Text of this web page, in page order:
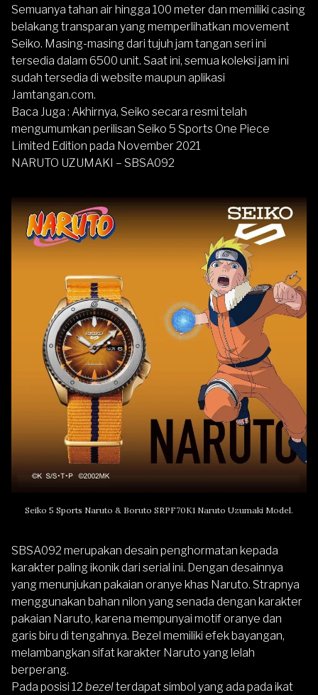
Semuanya tahan air hingga 100 meter dan memiliki casing
belakang transparan yang memperlihatkan movement
Seiko. Masing-masing dari tujuh jam tangan seri ini
tersedia dalam 6500 unit. Saat ini, semua koleksi jam ini
sudah tersedia di website maupun aplikasi
Jamtangan.com.
Baca Juga : Akhirnya, Seiko secara resmi telah
mengumumkan perilisan Seiko 5 Sports One Piece
Limited Edition pada November 2021
NARUTO UZUMAKI – SBSA092
Seiko 5 Sports Naruto & Boruto SRPF70K1 Naruto Uzumaki Model.
SBSA092 merupakan desain penghormatan kepada
karakter paling ikonik dari serial ini. Dengan desainnya
yang menunjukan pakaian oranye khas Naruto. Strapnya
menggunakan bahan nilon yang senada dengan karakter
pakaian Naruto, karena mempunyai motif oranye dan
garis biru di tengahnya. Bezel memiliki efek bayangan,
melambangkan sifat karakter Naruto yang lelah
berperang.
Pada posisi 12 bezelterdapat simbol yang ada pada ikat